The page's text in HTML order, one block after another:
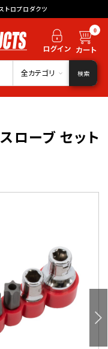
トロプロダクツ
0
全カテゴリ 検索
ローブ セット